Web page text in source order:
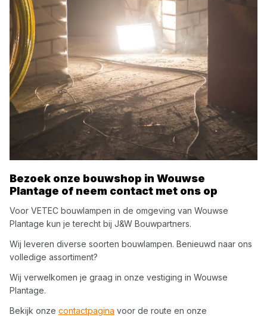
Bezoek onze bouwshop in Wouwse
Plantage of neem contact met ons op
Voor VETEC bouwlampen in de omgeving van Wouwse
Plantage kun je terecht bij J&W Bouwpartners.
Wij leveren diverse soorten bouwlampen. Benieuwd naar ons
volledige assortiment?
Wij verwelkomen je graag in onze vestiging in Wouwse
Plantage.
Bekijk onze contactpagina voor de route en onze